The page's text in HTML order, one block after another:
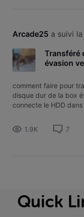
Arcade25 a suivi
Transféré
évasion
comment faire pour
disque dur de la box
connecte le HDD
au contenu,ou puis-je
je suis radin mais je
1.9K 7
Quick